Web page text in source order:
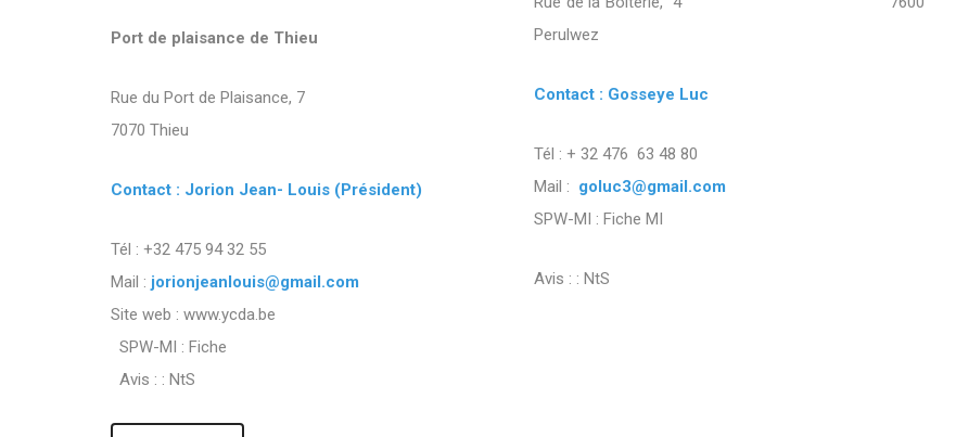
Port de plaisance de Thieu
Rue du Port de Plaisance, 7
7070 Thieu
Contact : Jorion Jean- Louis (Président)
Tél : +32 475 94 32 55
Mail : jorionjeanlouis@gmail.com
Site web : www.ycda.be
SPW-MI : Fiche
Avis : : NtS
Perulwez
Contact : Gosseye Luc
Tél : + 32 476 63 48 80
Mail : goluc3@gmail.com
SPW-MI : Fiche MI
Avis : : NtS